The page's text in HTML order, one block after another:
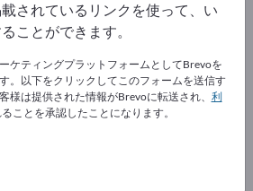
されているリンクを使って、い
ことができます。
ケティングプラットフォームとしてBrevoを
。以下をクリックしてこのフォームを送信す
様は提供された情報がBrevoに転送され、 利
ことを承認したことになります。